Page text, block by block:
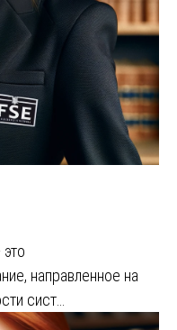
направленное на
сист…